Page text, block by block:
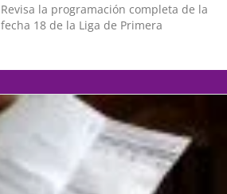
Revisa la programación completa de la
fecha 18 de la Liga de Primera